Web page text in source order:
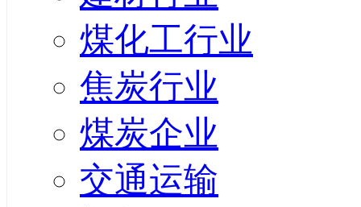
煤化工行业
焦炭行业
煤炭企业
交通运输